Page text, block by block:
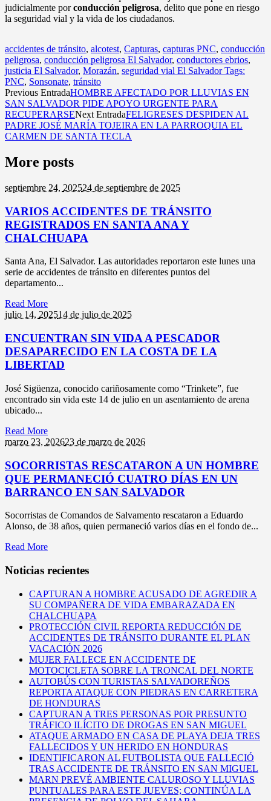
judicialmente porconducción peligrosa, delito que pone en riesgo
la seguridad vial y la vida de los ciudadanos.
accidentes de tránsito, alcotest, Capturas, capturas PNC, conducción
peligrosa, conducción peligrosa El Salvador, conductores ebrios,
justicia El Salvador, Morazán, seguridad vial El Salvador Tags:
PNC, Sonsonate, tránsito
Previous EntradaHOMBRE AFECTADO POR LLUVIAS EN
SAN SALVADOR PIDE APOYO URGENTE PARA
RECUPERARSENext EntradaFELIGRESES DESPIDEN AL
PADRE JOSÉ MARÍA TOJEIRA EN LA PARROQUIA EL
CARMEN DE SANTA TECLA
More posts
septiembre 24, 202524 de septiembre de 2025
VARIOS ACCIDENTES DE TRÁNSITO
REGISTRADOS EN SANTA ANA Y
CHALCHUAPA
Santa Ana, El Salvador. Las autoridades reportaron este lunes una
serie de accidentes de tránsito en diferentes puntos del
departamento...
Read More
julio 14, 202514 de julio de 2025
ENCUENTRAN SIN VIDA A PESCADOR
DESAPARECIDO EN LA COSTA DE LA
LIBERTAD
José Sigüenza, conocido cariñosamente como “Trinkete”, fue
encontrado sin vida este 14 de julio en un asentamiento de arena
ubicado...
Read More
marzo 23, 202623 de marzo de 2026
SOCORRISTAS RESCATARON A UN HOMBRE
QUE PERMANECIÓ CUATRO DÍAS EN UN
BARRANCO EN SAN SALVADOR
Socorristas de Comandos de Salvamento rescataron a Eduardo
Alonso, de 38 años, quien permaneció varios días en el fondo de...
Read More
Noticias recientes
CAPTURAN A HOMBRE ACUSADO DE AGREDIR A
SU COMPAÑERA DE VIDA EMBARAZADA EN
CHALCHUAPA
PROTECCIÓN CIVIL REPORTA REDUCCIÓN DE
ACCIDENTES DE TRÁNSITO DURANTE EL PLAN
VACACIÓN 2026
MUJER FALLECE EN ACCIDENTE DE
MOTOCICLETA SOBRE LA TRONCAL DEL NORTE
AUTOBÚS CON TURISTAS SALVADOREÑOS
REPORTA ATAQUE CON PIEDRAS EN CARRETERA
DE HONDURAS
CAPTURAN A TRES PERSONAS POR PRESUNTO
TRÁFICO ILÍCITO DE DROGAS EN SAN MIGUEL
ATAQUE ARMADO EN CASA DE PLAYA DEJA TRES
FALLECIDOS Y UN HERIDO EN HONDURAS
IDENTIFICARON AL FUTBOLISTA QUE FALLECIÓ
TRAS ACCIDENTE DE TRÁNSITO EN SAN MIGUEL
MARN PREVÉ AMBIENTE CALUROSO Y LLUVIAS
PUNTUALES PARA ESTE JUEVES; CONTINÚA LA